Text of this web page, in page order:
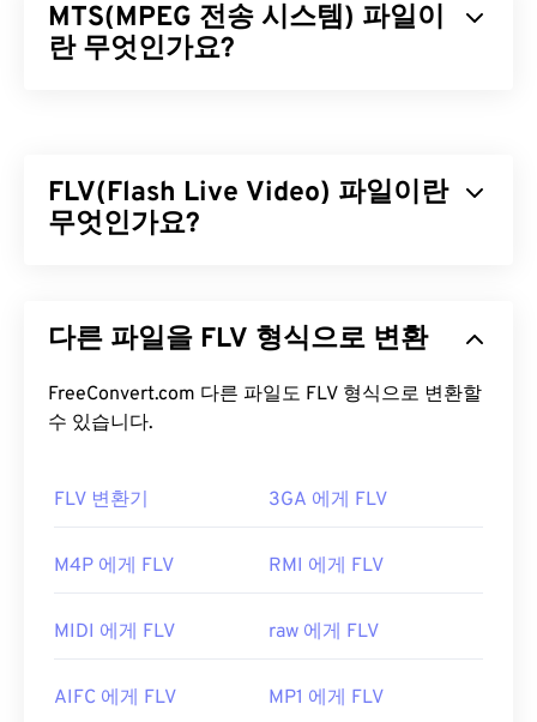
MTS(MPEG 전송 시스템) 파일이
란 무엇인가요?
JVC및 기타 캠코더도 MTS 파일을 생성합니다. 이 파
일 형식은블루레이
MTS 파일을 어떻게 여나요?
MTS는 캠코더와 블루레이에 사용되는 표준 파일 형
식입니다. 따라서 모바일을 포함한 거의 모든 OS에
Apple의 Final Cut Pro
VLC 미디어 플레이어
MTS 파일은 크기가 커서 관리 및 저장이 어려울 수
변환하세요.Cnet.com에서다운로드 가능한 파일 변
개발자: 파나소닉
FLV(Flash Live Video) 파일이란
무엇인가요?
고품질의 동기화가 잘 된 멀티미디어 콘텐츠를 제공
므로코덱을사용하여 파일 크기를 압축합니다. FLV
는 ISO 기반 미디어 파일 형식이라고도 하는 개방형
(Animate CC) 및
와 같은Adobe 제품에서 열립
니다. Adobe Flash 7 이상 버전에서 가장 잘 열립니
터 태그는 지원합니다.
다른 파일을 FLV 형식으로 변환
FreeConvert.com 다른 파일도 FLV 형식으로 변환할
수 있습니다.
FLV 변환기 3GA 에게 FLV
M4P 에게 FLV RMI 에게 FLV
MIDI 에게 FLV raw 에게 FLV
AIFC 에게 FLV MP1 에게 FLV